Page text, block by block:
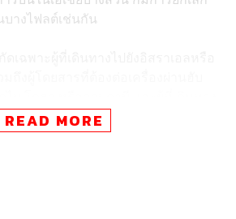
บางไฟลต์เช่นกัน
ซึ่งอาจเผชิญการเปลี่ยนแปลงเวลาเดิน
งแบบกระชั้นชิด
READ MORE